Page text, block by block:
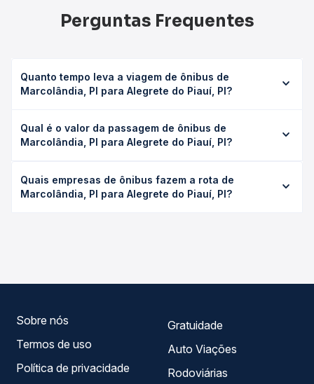
Perguntas Frequentes
Quanto tempo leva a viagem de ônibus de
Marcolândia, PI para Alegrete do Piauí, PI?
Piauí, PI leva em média 0 horas, podendo variar conforme
a viação, o tipo de serviço (convencional, executivo ou
exata de cada opção na data desejada.
Qual é o valor da passagem de ônibus de
Marcolândia, PI para Alegrete do Piauí, PI?
Alegrete do Piauí, PI custa em média não identificado e
varia conforme a data da viagem, a empresa, o tipo de
Quais empresas de ônibus fazem a rota de
Marcolândia, PI para Alegrete do Piauí, PI?
Sobre nós
Termos de uso
Política de privacidade
Gratuidade
Auto Viações
Rodoviárias